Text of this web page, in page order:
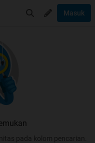
Masuk
pada kolom pencarian.